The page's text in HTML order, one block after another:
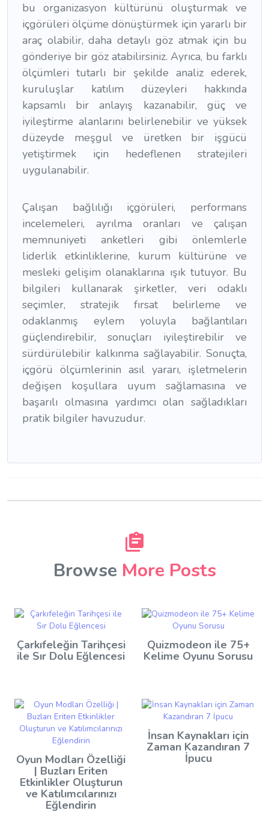
bu organizasyon kültürünü oluşturmak ve
içgörüleri ölçüme dönüştürmek için yararlı bir
araç olabilir, daha detaylı göz atmak için bu
gönderiye bir göz atabilirsiniz. Ayrıca, bu farklı
ölçümleri tutarlı bir şekilde analiz ederek,
kuruluşlar katılım düzeyleri hakkında
kapsamlı bir anlayış kazanabilir, güç ve
iyileştirme alanlarını belirlenebilir ve yüksek
düzeyde meşgul ve üretken bir işgücü
yetiştirmek için hedeflenen stratejileri
uygulanabilir.
Çalışan bağlılığı içgörüleri, performans
incelemeleri, ayrılma oranları ve çalışan
memnuniyeti anketleri gibi önlemlerle
liderlik etkinliklerine, kurum kültürüne ve
mesleki gelişim olanaklarına ışık tutuyor. Bu
bilgileri kullanarak şirketler, veri odaklı
seçimler, stratejik fırsat belirleme ve
odaklanmış eylem yoluyla bağlantıları
güçlendirebilir, sonuçları iyileştirebilir ve
sürdürülebilir kalkınma sağlayabilir. Sonuçta,
içgörü ölçümlerinin asıl yararı, işletmelerin
değişen koşullara uyum sağlamasına ve
başarılı olmasına yardımcı olan sağladıkları
pratik bilgiler havuzudur.
Browse More Posts
Çarkıfeleğin Tarihçesi
ile Sır Dolu Eğlencesi
Quizmodeon ile 75+
Kelime Oyunu Sorusu
Oyun Modları Özelliği
| Buzları Eriten
Etkinlikler Oluşturun
ve Katılımcılarınızı
Eğlendirin
İnsan Kaynakları için
Zaman Kazandıran 7
İpucu